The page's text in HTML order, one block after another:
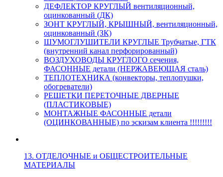
ДЕФЛЕКТОР КРУГЛЫЙ вентиляционный,
оцинкованный (ДК)
ЗОНТ КРУГЛЫЙ, КРЫШНЫЙ, вентиляционный,
оцинкованный (ЗК)
ШУМОГЛУШИТЕЛИ КРУГЛЫЕ Трубчатые, ГТК
(внутренний канал перфорированный)
ВОЗДУХОВОДЫ КРУГЛОГО сечения,
ФАСОННЫЕ детали (НЕРЖАВЕЮЩАЯ сталь)
ТЕПЛОТЕХНИКА (конвекторы, теплопушки,
обогреватели)
РЕШЕТКИ ПЕРЕТОЧНЫЕ ДВЕРНЫЕ
(ПЛАСТИКОВЫЕ)
МОНТАЖНЫЕ ФАСОННЫЕ детали
(ОЦИНКОВАННЫЕ) по эскизам клиента !!!!!!!!!
13. ОТДЕЛОЧНЫЕ и ОБЩЕСТРОИТЕЛЬНЫЕ
МАТЕРИАЛЫ